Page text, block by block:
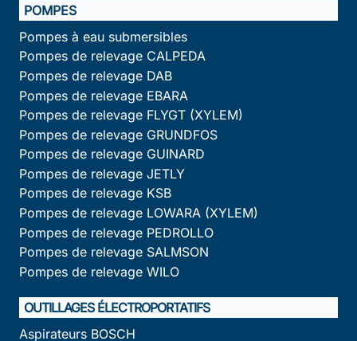
POMPES
Pompes à eau submersibles
Pompes de relevage CALPEDA
Pompes de relevage DAB
Pompes de relevage EBARA
Pompes de relevage FLYGT (XYLEM)
Pompes de relevage GRUNDFOS
Pompes de relevage GUINARD
Pompes de relevage JETLY
Pompes de relevage KSB
Pompes de relevage LOWARA (XYLEM)
Pompes de relevage PEDROLLO
Pompes de relevage SALMSON
Pompes de relevage WILO
OUTILLAGES ÉLECTROPORTATIFS
Aspirateurs BOSCH